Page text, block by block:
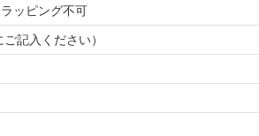
ッピング不可
記入ください）